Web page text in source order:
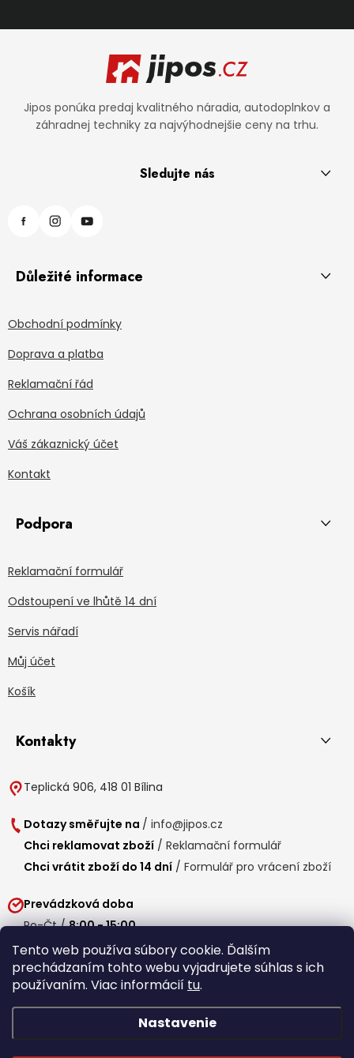
Tento web používa súbory cookie. Ďalším
prechádzaním tohto webu vyjadrujete súhlas s ich
používaním. Viac informácií tu.
Nastavenie
Zápätie
Jipos ponúka predaj kvalitného náradia, autodoplnkov a
záhradnej techniky za najvýhodnejšie ceny na trhu.
Sledujte nás
Důležité informace
Obchodní podmínky
Doprava a platba
Reklamační řád
Ochrana osobních údajů
Váš zákaznický účet
Kontakt
Podpora
Reklamační formulář
Odstoupení ve lhůtě 14 dní
Servis nářadí
Můj účet
Košík
Kontakty
Teplická 906, 418 01 Bílina
Dotazy směřujte na / info@jipos.cz
Chci reklamovat zboží / Reklamační formulář
Chci vrátit zboží do 14 dní / Formulář pro vrácení zboží
Prevádzková doba
Po-Čt /8:00 - 15:00
Pá / 7:30 - 14:30
Obedňajšia prestávka /11:00 - 11:30
Copyright 2026